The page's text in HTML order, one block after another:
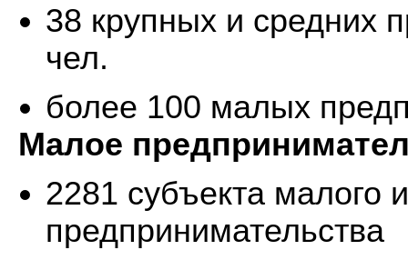
38 крупных и средних
чел.
более 100 малых
Малое
2281 субъекта малого
предпринимательства